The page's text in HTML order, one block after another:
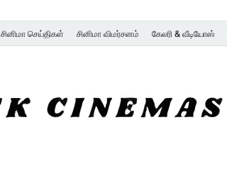
சினிமா செய்திகள் சினிமா விமர்சனம் கேலரி & வீடியோஸ்